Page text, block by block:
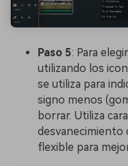
Paso 5: Para
utilizando los
se utiliza para
signo menos
borrar. Utiliza
desvanecimiento
flexible para